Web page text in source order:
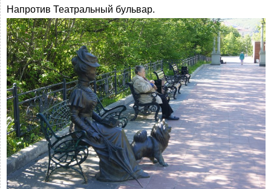
Напротив Театральный бульвар.